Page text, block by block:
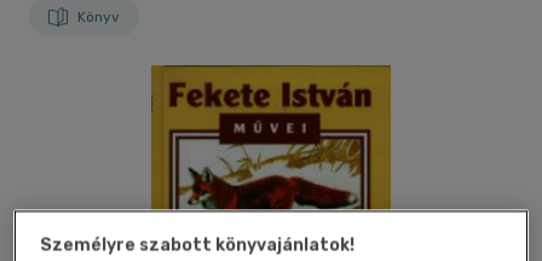
Könyv
Személyre szabott könyvajánlatok!